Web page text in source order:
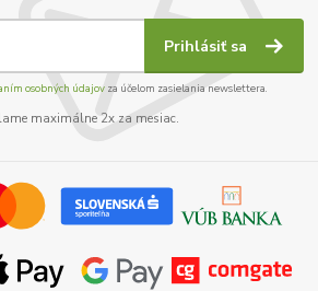
Prihlásiť sa
osobných údajov za účelom zasielania newslettera.
maximálne 2x za mesiac.